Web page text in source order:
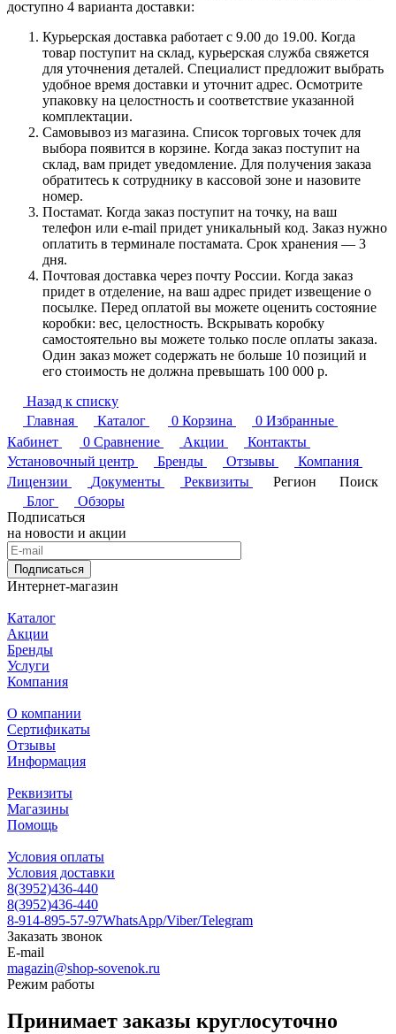
доступно 4 варианта доставки:
Курьерская доставка работает с 9.00 до 19.00. Когда
товар поступит на склад, курьерская служба свяжется
для уточнения деталей. Специалист предложит выбрать
удобное время доставки и уточнит адрес. Осмотрите
упаковку на целостность и соответствие указанной
комплектации.
Самовывоз из магазина. Список торговых точек для
выбора появится в корзине. Когда заказ поступит на
склад, вам придет уведомление. Для получения заказа
обратитесь к сотруднику в кассовой зоне и назовите
номер.
Постамат. Когда заказ поступит на точку, на ваш
телефон или e-mail придет уникальный код. Заказ нужно
оплатить в терминале постамата. Срок хранения — 3
дня.
Почтовая доставка через почту России. Когда заказ
придет в отделение, на ваш адрес придет извещение о
посылке. Перед оплатой вы можете оценить состояние
коробки: вес, целостность. Вскрывать коробку
самостоятельно вы можете только после оплаты заказа.
Один заказ может содержать не больше 10 позиций и
его стоимость не должна превышать 100 000 р.
Назад к списку
Главная
Каталог 0 Корзина 0 Избранные
Кабинет
0 Сравнение Акции
Контакты
Установочный центр
Бренды Отзывы
Компания
Лицензии
Документы Реквизиты Регион
Поиск
Блог
Обзоры
Подписаться
на новости и акции
Подписаться
Интернет-магазин
Каталог
Акции
Бренды
Услуги
Компания
О компании
Сертификаты
Отзывы
Информация
Реквизиты
Магазины
Помощь
Условия оплаты
Условия доставки
8(3952)436-440
8(3952)436-440
8-914-895-57-97WhatsApp/Viber/Telegram
Заказать звонок
E-mail
magazin@shop-sovenok.ru
Режим работы
Принимает заказы круглосуточно